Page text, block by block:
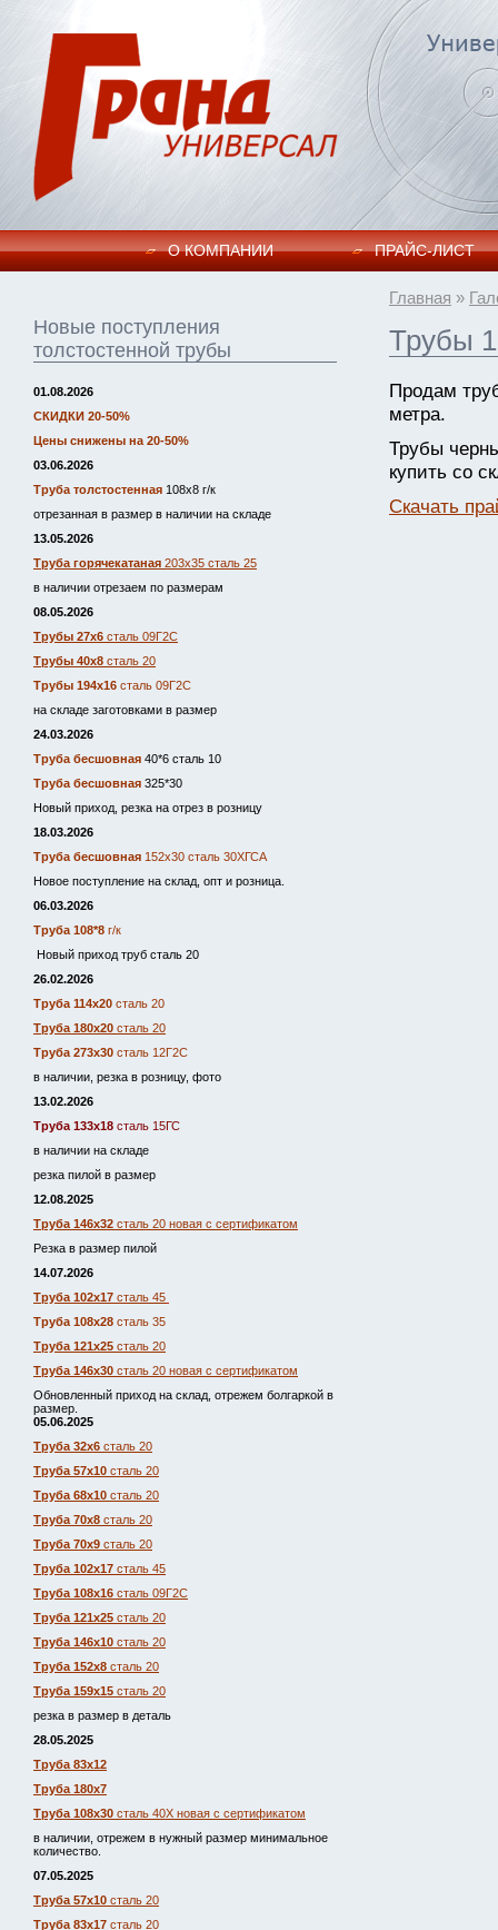
О КОМПАНИИ ПРАЙC-ЛИСТ
Новые поступления
толстостенной трубы
01.08.2026
СКИДКИ 20-50%
Цены снижены на 20-50%
03.06.2026
Труба толстостенная 108х8 г/к
отрезанная в размер в наличии на складе
13.05.2026
Труба горячекатаная 203х35 сталь 25
в наличии отрезаем по размерам
08.05.2026
Трубы 27х6 сталь 09Г2С
Трубы 40х8 сталь 20
Трубы 194х16 сталь 09Г2С
на складе заготовками в размер
24.03.2026
Труба бесшовная 40*6 сталь 10
Труба бесшовная 325*30
Новый приход, резка на отрез в розницу
18.03.2026
Труба бесшовная 152х30 сталь 30ХГСА
Новое поступление на склад, опт и розница.
06.03.2026
Труба 108*8 г/к
Новый приход труб сталь 20
26.02.2026
Труба 114х20 сталь 20
Труба 180х20 сталь 20
Труба 273х30 сталь 12Г2С
в наличии, резка в розницу, фото
13.02.2026
Труба 133х18 сталь 15ГС
в наличии на складе
резка пилой в размер
12.08.2025
Труба 146х32 сталь 20 новая с сертификатом
Резка в размер пилой
14.07.2026
Труба 102х17 сталь 45
Труба 108х28 сталь 35
Труба 121х25 сталь 20
Труба 146х30 сталь 20 новая с сертификатом
Обновленный приход на склад, отрежем болгаркой в
размер.
05.06.2025
Труба 32х6 сталь 20
Труба 57х10 сталь 20
Труба 68х10 сталь 20
Труба 70х8 сталь 20
Труба 70х9 сталь 20
Труба 102х17 сталь 45
Труба 108х16 сталь 09Г2С
Труба 121х25 сталь 20
Труба 146х10 сталь 20
Труба 152х8 сталь 20
Труба 159х15 сталь 20
резка в размер в деталь
28.05.2025
Труба 83х12
Труба 180х7
Труба 108х30 сталь 40Х новая с сертификатом
в наличии, отрежем в нужный размер минимальное
количество.
07.05.2025
Труба 57х10 сталь 20
Труба 83х17 сталь 20
Главная »
Трубы
Продам
метра.
Трубы
купить со
Скачать